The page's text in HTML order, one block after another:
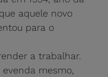
aquele novo
para o
a trabalhar.
mesmo,